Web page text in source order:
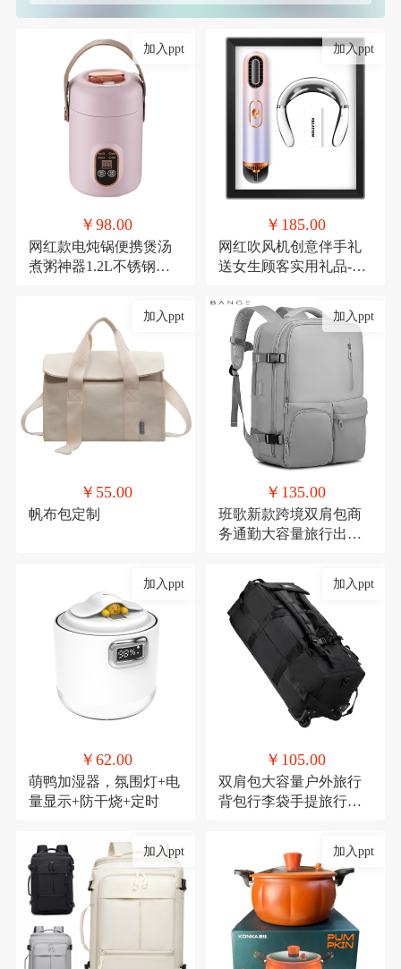
加入ppt
￥98.00
网红款电炖锅便携煲汤
煮粥神器1.2L不锈钢电
加入ppt
￥185.00
网红吹风机创意伴手礼
送女生顾客实用礼品-极
加入ppt
￥55.00
帆布包定制
加入ppt
￥135.00
班歌新款跨境双肩包商
务通勤大容量旅行出差
加入ppt
￥62.00
萌鸭加湿器，氛围灯+电
量显示+防干烧+定时
加入ppt
￥105.00
双肩包大容量户外旅行
背包行李袋手提旅行包
加入ppt 加入ppt